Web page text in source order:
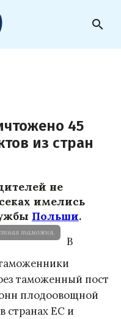
search
45
из стран
не
имелись
Польши.
таможня.
В
таможенный пост
плодоовощной
странах ЕС и